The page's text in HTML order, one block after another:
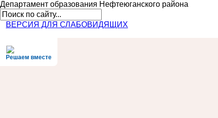
Департамент образования Нефтеюганского района
ВЕРСИЯ ДЛЯ СЛАБОВИДЯЩИХ
Решаем вместе